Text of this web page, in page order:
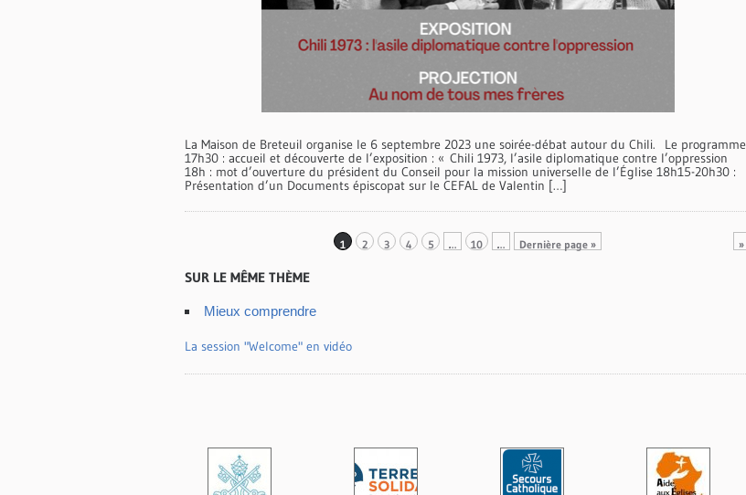
La Maison de Breteuil organise le 6 septembre 2023 une soirée-débat autour du Chili. Le programme
17h30 : accueil et découverte de l’exposition : « Chili 1973, l’asile diplomatique contre l’oppression
18h : mot d’ouverture du président du Conseil pour la mission universelle de l’Église 18h15-20h30 :
Présentation d’un Documents épiscopat sur le CEFAL de Valentin […]
1 2 3 4 5 … 10 … »
Dernière page »
SUR LE MÊME THÈME
Mieux comprendre
La session "Welcome" en vidéo